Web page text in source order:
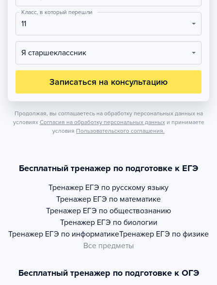
Класс, в который перешли
11
Я старшеклассник
Записаться на консультацию
Продолжая, вы соглашаетесь на обработку персональных данных на
условиях Согласия на обработку персональных данных и принимаете
условия Пользовательского соглашения.
Бесплатный тренажер по подготовке к ЕГЭ
Тренажер ЕГЭ по русскому языку
Тренажер ЕГЭ по математике
Тренажер ЕГЭ по обществознанию
Тренажер ЕГЭ по биологии
Тренажер ЕГЭ по информатикеТренажер ЕГЭ по физике
Все предметы
Бесплатный тренажер по подготовке к ОГЭ